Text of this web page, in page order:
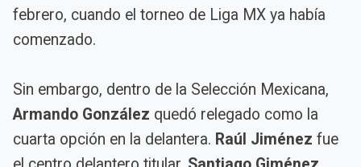
febrero, cuando el torneo de Liga MX ya había
comenzado.
Sin embargo, dentro de la Selección Mexicana,
Armando González quedó relegado como la
cuarta opción en la delantera. Raúl Jiménez fue